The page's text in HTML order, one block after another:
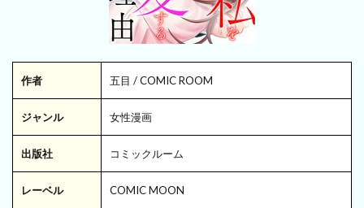
作者 五目 / COMIC ROOM
ジャンル 女性漫画
出版社 コミックルーム
レーベル COMIC MOON